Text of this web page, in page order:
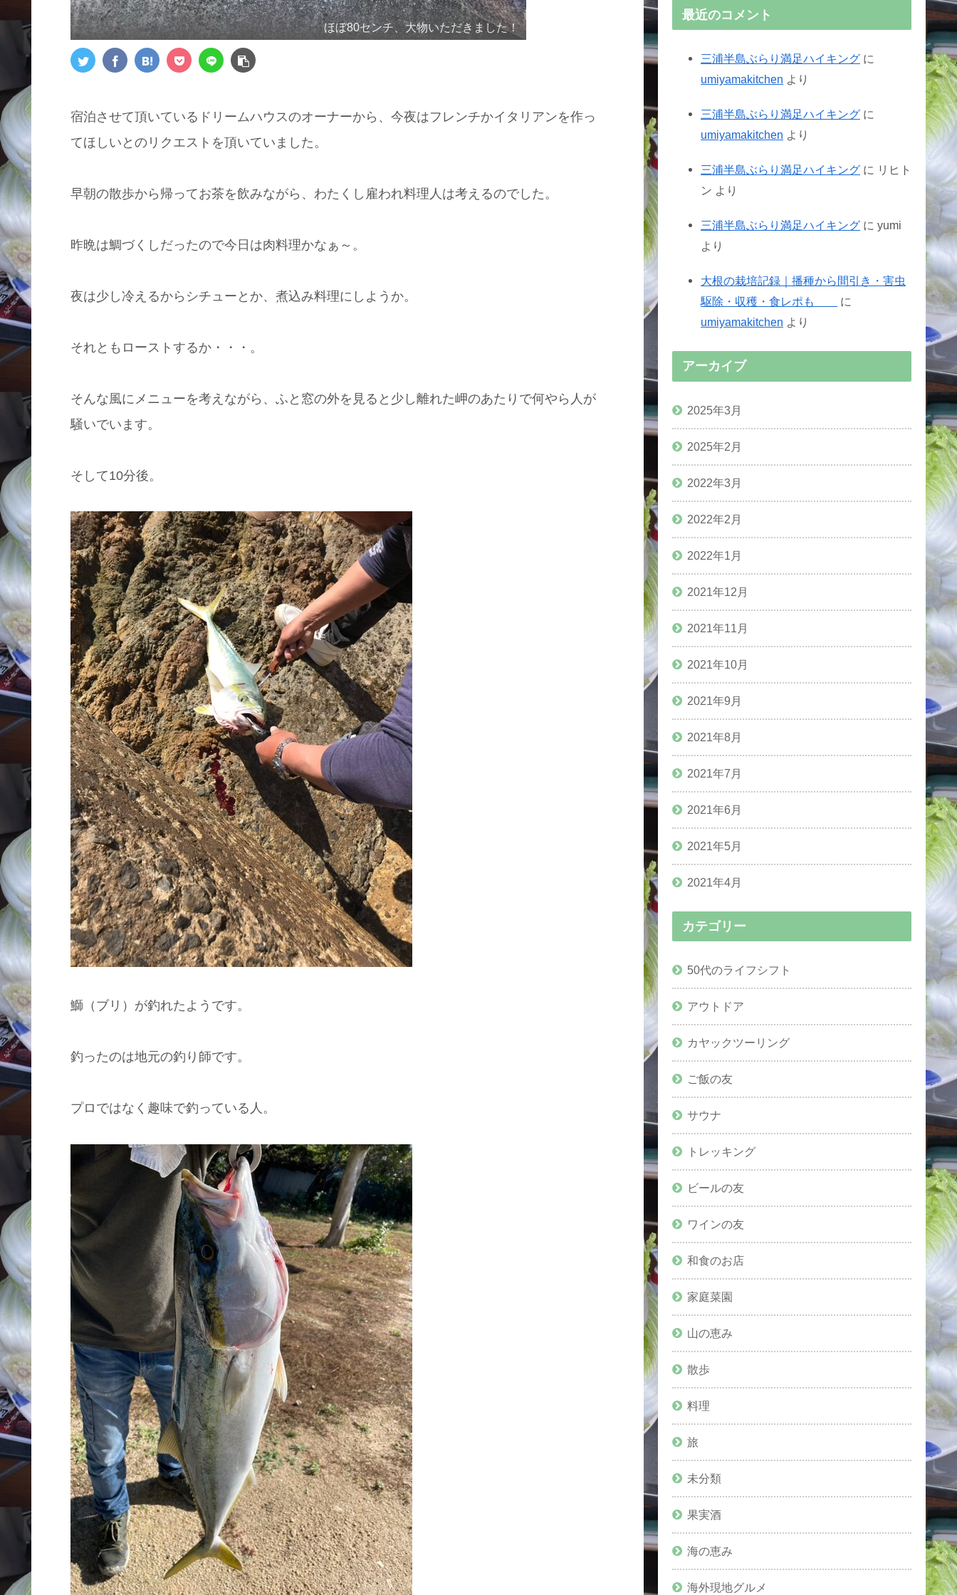
ほぼ80センチ、大物いただきました！
宿泊させて頂いているドリームハウスのオーナーから、今夜はフレンチかイタリアンを作っ
てほしいとのリクエストを頂いていました。
早朝の散歩から帰ってお茶を飲みながら、わたくし雇われ料理人は考えるのでした。
昨晩は鯛づくしだったので今日は肉料理かなぁ～。
夜は少し冷えるからシチューとか、煮込み料理にしようか。
それともローストするか・・・。
そんな風にメニューを考えながら、ふと窓の外を見ると少し離れた岬のあたりで何やら人が
騒いでいます。
そして10分後。
鰤（ブリ）が釣れたようです。
釣ったのは地元の釣り師です。
プロではなく趣味で釣っている人。
最近のコメント
三浦半島ぶらり満足ハイキング に
umiyamakitchen より
三浦半島ぶらり満足ハイキング に
umiyamakitchen より
三浦半島ぶらり満足ハイキング に リヒト
ン より
三浦半島ぶらり満足ハイキング に yumi
より
大根の栽培記録｜播種から間引き・害虫
駆除・収穫・食レポも
に
umiyamakitchen より
アーカイブ
2025年3月
2025年2月
2022年3月
2022年2月
2022年1月
2021年12月
2021年11月
2021年10月
2021年9月
2021年8月
2021年7月
2021年6月
2021年5月
2021年4月
カテゴリー
50代のライフシフト
アウトドア
カヤックツーリング
ご飯の友
サウナ
トレッキング
ビールの友
ワインの友
和食のお店
家庭菜園
山の恵み
散歩
料理
旅
未分類
果実酒
海の恵み
海外現地グルメ